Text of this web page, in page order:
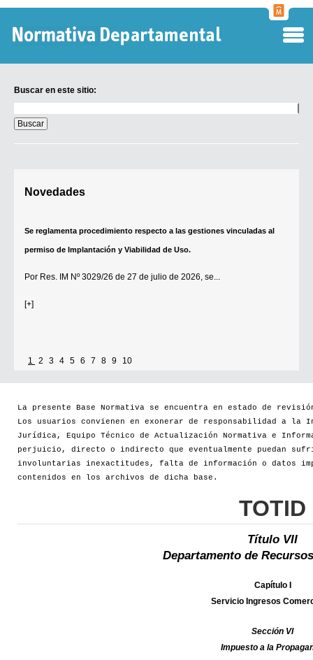
Buscar en este sitio:
en
este
sitio:
Novedades
Se reglamenta procedimiento respecto a las gestiones vinculadas al
permiso de Implantación y Viabilidad de Uso.
Por Res. IM Nº 3029/26 de 27 de julio de 2026, se...
[+]
1 2 3 4 5 6 7 8 9 10
La presente Base Normativa se encuentra en estado de
Los usuarios convienen en exonerar de responsabilidad a la
Jurídica, Equipo Técnico de Actualización Normativa e
perjuicio, directo o indirecto que eventualmente puedan
involuntarias inexactitudes, falta de información o datos
contenidos en los archivos de dicha base.
TOTID
Título VII
Departamento de
Capítulo I
Servicio Ingresos
Sección VI
Impuesto a la